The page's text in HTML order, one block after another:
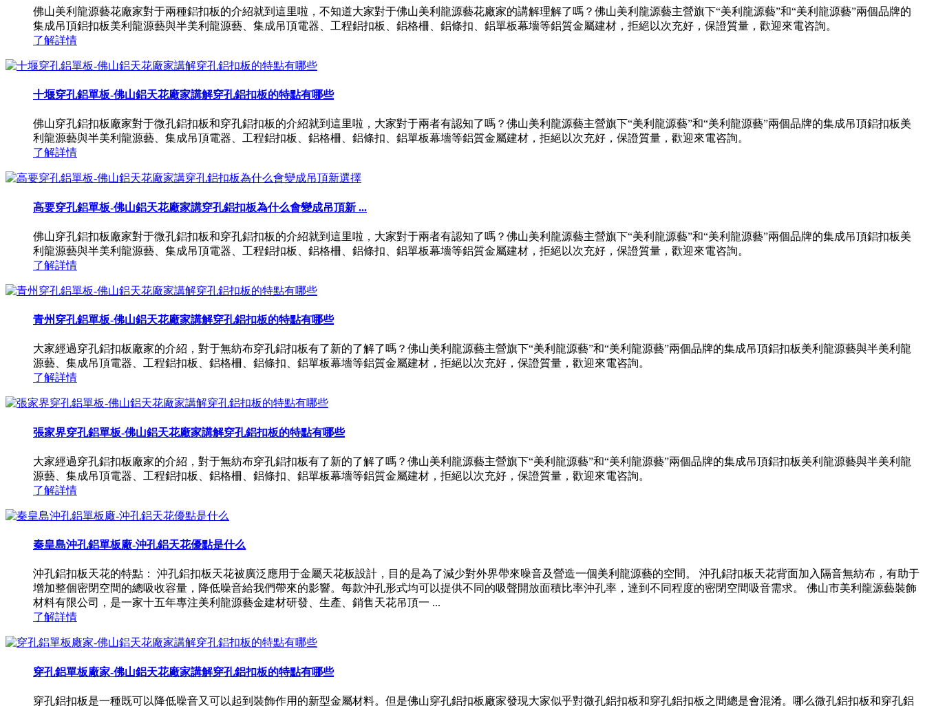
佛山美利龍源藝花廠家對于兩種鋁扣板的介紹就到這里啦，不知道大家對于佛山美利龍源藝花廠家的講解理解了嗎？佛山美利龍源藝主營旗下“美利龍源藝”和“美利龍源藝”兩個品牌的
集成吊頂鋁扣板美利龍源藝與半美利龍源藝、集成吊頂電器、工程鋁扣板、鋁格柵、鋁條扣、鋁單板幕墻等鋁質金屬建材，拒絕以次充好，保證質量，歡迎來電咨詢。
了解詳情
十堰穿孔鋁單板-佛山鋁天花廠家講解穿孔鋁扣板的特點有哪些
佛山穿孔鋁扣板廠家對于微孔鋁扣板和穿孔鋁扣板的介紹就到這里啦，大家對于兩者有認知了嗎？佛山美利龍源藝主營旗下“美利龍源藝”和“美利龍源藝”兩個品牌的集成吊頂鋁扣板美
利龍源藝與半美利龍源藝、集成吊頂電器、工程鋁扣板、鋁格柵、鋁條扣、鋁單板幕墻等鋁質金屬建材，拒絕以次充好，保證質量，歡迎來電咨詢。
了解詳情
高要穿孔鋁單板-佛山鋁天花廠家講穿孔鋁扣板為什么會變成吊頂新 ...
佛山穿孔鋁扣板廠家對于微孔鋁扣板和穿孔鋁扣板的介紹就到這里啦，大家對于兩者有認知了嗎？佛山美利龍源藝主營旗下“美利龍源藝”和“美利龍源藝”兩個品牌的集成吊頂鋁扣板美
利龍源藝與半美利龍源藝、集成吊頂電器、工程鋁扣板、鋁格柵、鋁條扣、鋁單板幕墻等鋁質金屬建材，拒絕以次充好，保證質量，歡迎來電咨詢。
了解詳情
青州穿孔鋁單板-佛山鋁天花廠家講解穿孔鋁扣板的特點有哪些
大家經過穿孔鋁扣板廠家的介紹，對于無紡布穿孔鋁扣板有了新的了解了嗎？佛山美利龍源藝主營旗下“美利龍源藝”和“美利龍源藝”兩個品牌的集成吊頂鋁扣板美利龍源藝與半美利龍
源藝、集成吊頂電器、工程鋁扣板、鋁格柵、鋁條扣、鋁單板幕墻等鋁質金屬建材，拒絕以次充好，保證質量，歡迎來電咨詢。
了解詳情
張家界穿孔鋁單板-佛山鋁天花廠家講解穿孔鋁扣板的特點有哪些
大家經過穿孔鋁扣板廠家的介紹，對于無紡布穿孔鋁扣板有了新的了解了嗎？佛山美利龍源藝主營旗下“美利龍源藝”和“美利龍源藝”兩個品牌的集成吊頂鋁扣板美利龍源藝與半美利龍
源藝、集成吊頂電器、工程鋁扣板、鋁格柵、鋁條扣、鋁單板幕墻等鋁質金屬建材，拒絕以次充好，保證質量，歡迎來電咨詢。
了解詳情
秦皇島沖孔鋁單板廠-沖孔鋁天花優點是什么
沖孔鋁扣板天花的特點： 沖孔鋁扣板天花被廣泛應用于金屬天花板設計，目的是為了減少對外界帶來噪音及營造一個美利龍源藝的空間。 沖孔鋁扣板天花背面加入隔音無紡布，有助于
增加整個密閉空間的總吸收容量，降低噪音給我們帶來的影響。每款沖孔形式均可以提供不同的吸聲開放面積比率沖孔率，達到不同程度的密閉空間吸音需求。 佛山市美利龍源藝裝飾
材料有限公司，是一家十五年專注美利龍源藝金建材研發、生產、銷售天花吊頂一 ...
了解詳情
穿孔鋁單板廠家-佛山鋁天花廠家講解穿孔鋁扣板的特點有哪些
穿孔鋁扣板是一種既可以降低噪音又可以起到裝飾作用的新型金屬材料。但是佛山穿孔鋁扣板廠家發現大家似乎對微孔鋁扣板和穿孔鋁扣板之間總是會混淆。哪么微孔鋁扣板和穿孔鋁